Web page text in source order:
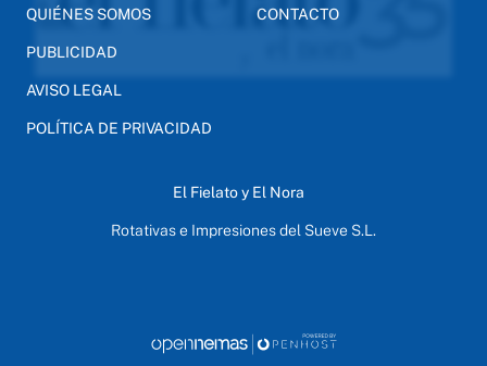
QUIÉNES SOMOS
PUBLICIDAD
AVISO LEGAL
POLÍTICA DE PRIVACIDAD
CONTACTO
El Fielato y El Nora
Rotativas e Impresiones del Sueve S.L.